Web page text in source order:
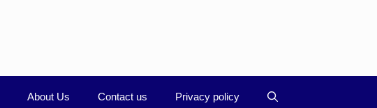
About Us Contact us Privacy policy